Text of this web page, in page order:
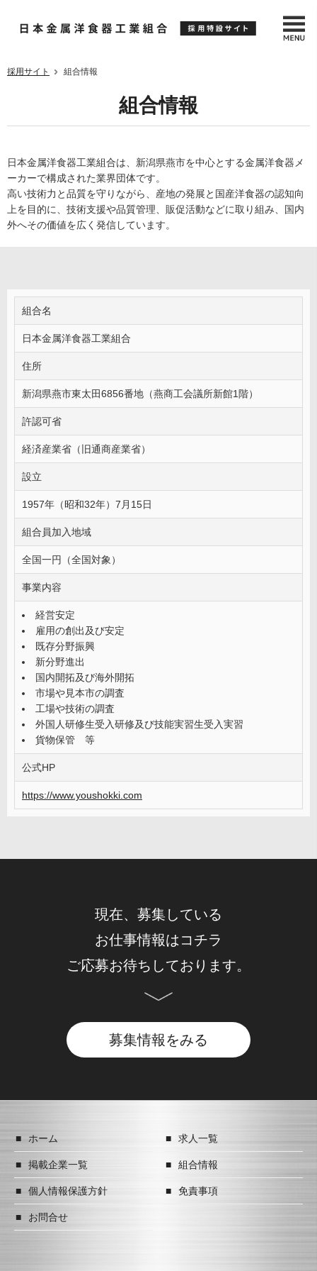
採用サイト 組合情報
組合情報
日本金属洋食器工業組合は、新潟県燕市を中心とする金属洋食器メ
ーカーで構成された業界団体です。
高い技術力と品質を守りながら、産地の発展と国産洋食器の認知向
上を目的に、技術支援や品質管理、販促活動などに取り組み、国内
外へその価値を広く発信しています。
組合名
日本金属洋食器工業組合
住所
新潟県燕市東太田6856番地（燕商工会議所新館1階）
許認可省
経済産業省（旧通商産業省）
設立
1957年（昭和32年）7月15日
組合員加入地域
全国一円（全国対象）
事業内容
経営安定
雇用の創出及び安定
既存分野振興
新分野進出
国内開拓及び海外開拓
市場や見本市の調査
工場や技術の調査
外国人研修生受入研修及び技能実習生受入実習
貨物保管 等
公式HP
https://www.youshokki.com
現在、募集している
お仕事情報はコチラ
ご応募お待ちしております。
募集情報をみる
ホーム 求人一覧
掲載企業一覧 組合情報
個人情報保護方針 免責事項
お問合せ